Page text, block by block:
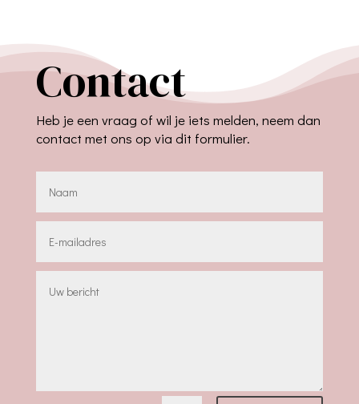
Contact
Heb je een vraag of wil je iets melden, neem dan
contact met ons op via dit formulier.